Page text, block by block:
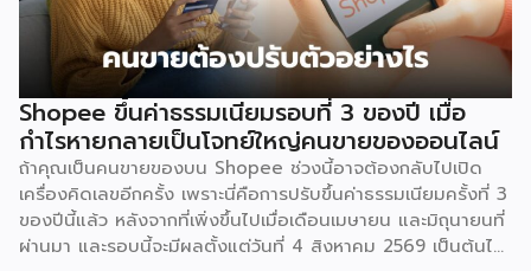
Shopee ขึ้นค่าธรรมเนียมรอบที่ 3 ของปี เมื่อ
กำไรหายกลายเป็นโจทย์ใหญ่คนขายของออนไลน์
ถ้าคุณเป็นคนขายของบน Shopee ช่วงนี้อาจต้องกลับไปเปิด
เครื่องคิดเลขอีกครั้ง เพราะนี่คือการปรับขึ้นค่าธรรมเนียมครั้งที่ 3
ของปีนี้แล้ว หลังจากที่เพิ่งขึ้นไปเมื่อเดือนเมษายน และมิถุนายนที่
ผ่านมา และรอบนี้จะมีผลตั้งแต่วันที่ 4 สิงหาคม 2569 เป็นต้นไป